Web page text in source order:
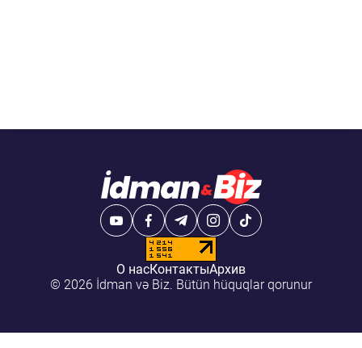
О насКонтактыАрхив
© 2026 İdman və Biz. Bütün hüquqlar qorunur